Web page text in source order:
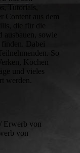
Tutorials,
Content aus dem
die für die
ausbauen, sowie
Dabei
So
Kochen
und vieles
werden.
Erwerb von
von